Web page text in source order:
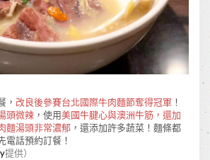
， 改良後參賽台北國際牛肉麵節奪得冠軍 ！
頭微辣 ，使用美國牛腱心與澳洲牛筋，還加
麵湯頭非常濃郁 ，還添加許多蔬菜！麵條都
電話預約訂餐！
提供）